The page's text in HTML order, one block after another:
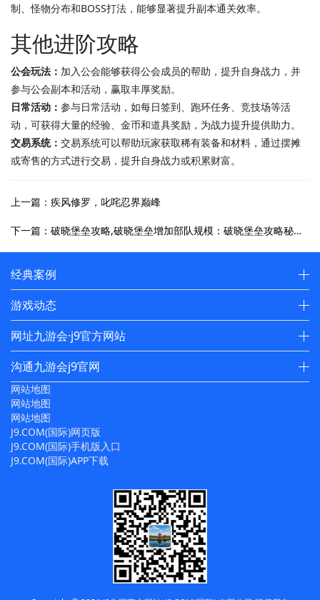
制、怪物分布和BOSS打法，能够显著提升副本通关效率。
其他进阶攻略
公会玩法： 加入公会能够获得公会成员的帮助，提升自身战力，并
参与公会副本和活动，赢取丰厚奖励。
日常活动： 参与日常活动，如每日签到、跑环任务、竞技场等活
动，可获得大量的经验、金币和道具奖励，为战力提升提供助力。
交易系统： 交易系统可以帮助玩家获取稀有装备和材料，通过摆摊
或寄售的方式进行交易，提升自身战力或积累财富。
上一篇：疾风修罗，叱咤忍界巅峰
下一篇：破晓堡垒攻略,破晓堡垒增加部队规模：破晓堡垒攻略秘诀：征服宏伟城池的指南
经典案例
游戏动态
网址九游会·j9官方网站
沟通九游会j9官网
网站地图
网站地图
网站地图
J9.COM(国际)网页版
J9.COM(国际)手机版入口
J9.COM(国际)APP下载